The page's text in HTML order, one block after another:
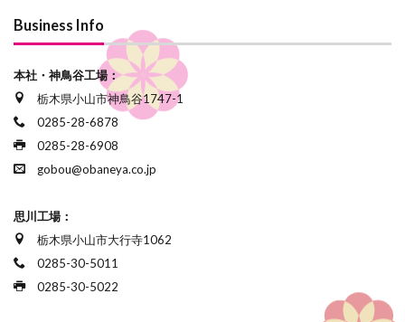
Business Info
本社・神鳥谷工場：
栃木県小山市神鳥谷1747-1
0285-28-6878
0285-28-6908
gobou@obaneya.co.jp
思川工場：
栃木県小山市大行寺1062
0285-30-5011
0285-30-5022